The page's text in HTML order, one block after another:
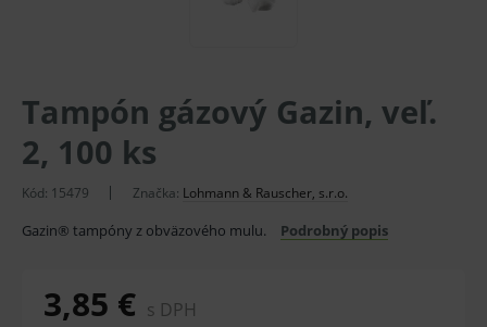
Tampón gázový Gazin, veľ.
2, 100 ks
Kód: 15479 Značka: Lohmann & Rauscher, s.r.o.
Gazin® tampóny z obväzového mulu. Podrobný popis
3,85 € s DPH